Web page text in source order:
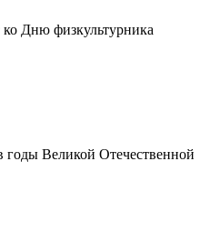
Дню физкультурника
годы Великой Отечественной